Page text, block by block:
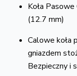
Koła
(12.7 mm)
Calowe koła
gniazdem
Bezpieczny i